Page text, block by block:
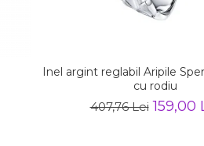
Inel argint reglabil Aripile
cu rodiu
407,76 Lei 159,00